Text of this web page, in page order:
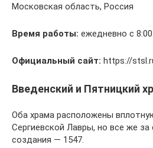
Московская область, Россия
Время работы: ежедневно с
Официальный сайт: https://
Введенский и Пятницкий
Оба храма расположены
Сергиевской Лавры, но все же за
создания — 1547.